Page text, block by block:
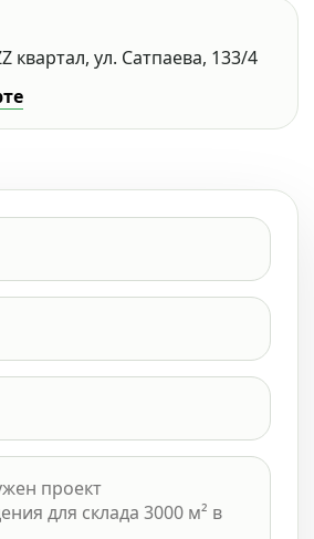
квартал, ул. Сатпаева, 133/4